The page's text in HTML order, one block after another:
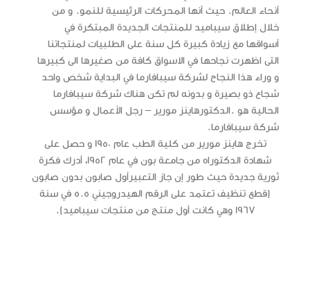
أنحاء العالم. حيث أنها المحركات الرئيسية للنمو. و من
خلال إطلاق سيباميد للمنتجات الجديدة المبتكرة في
أسواقها مع زيادة كبيرة كل سنة على الطلبيات لمنتجاتنا
التى اظهرت نجاحها في الاسواق كافة من صغيرها الى كبيرها
و وراء هذا النجاح لشركة سيبافارما في البداية شخص واحد
شجاع ذو بصيرة و بدونه لم تكن هناك شركة سيبافارما
الحالية هو . الدكتورهاينز مورير – رجل الأعمال و مؤسس
شركة سيبافارما.
تخرج هاينز مورير من كلية الطب عام 1950 و حصل على
شهادة الدكتوراه من جامعة بون في عام 1952، أدرك فكرة
ثورية جديدة حيث طور إن جاز التعبيرأول صابون بدون صابون
(قطع تنظيف تعتمد على الرقم الهيدروجيني 5.5 في سنة
1967 وهي كانت أول منتج من منتجات سيباميد).